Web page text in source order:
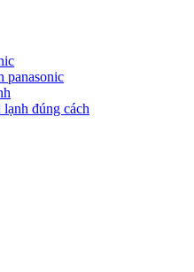
panasonic
đúng cách